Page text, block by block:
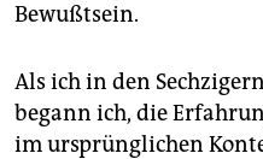
Bewußtsein.
Als ich in den
begann ich, die
im ursprünglichen